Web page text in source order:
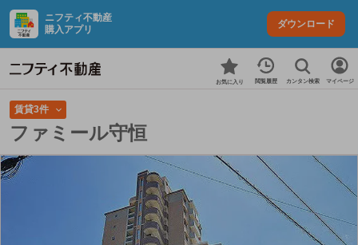
ニフティ不動産
購入アプリ
ダウンロード
お気に入り 閲覧履歴 カンタン検索 マイページ
賃貸3件
ファミール守恒